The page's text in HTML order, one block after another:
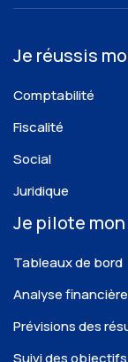
Je réussis
Comptabilité
Fiscalité
Social
Juridique
Je pilote
Tableaux de bord
Analyse financière
Prévisions des
Suivi des objectifs